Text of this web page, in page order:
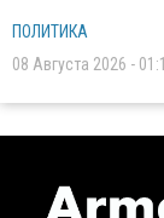
ПОЛИТИКА
08 Августа 2026 -